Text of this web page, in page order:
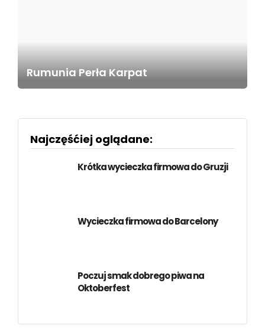
Rumunia Perła Karpat
Najczęśćiej oglądane:
Krótka wycieczka firmowa do Gruzji
Wycieczka firmowa do Barcelony
Poczuj smak dobrego piwa na
Oktoberfest